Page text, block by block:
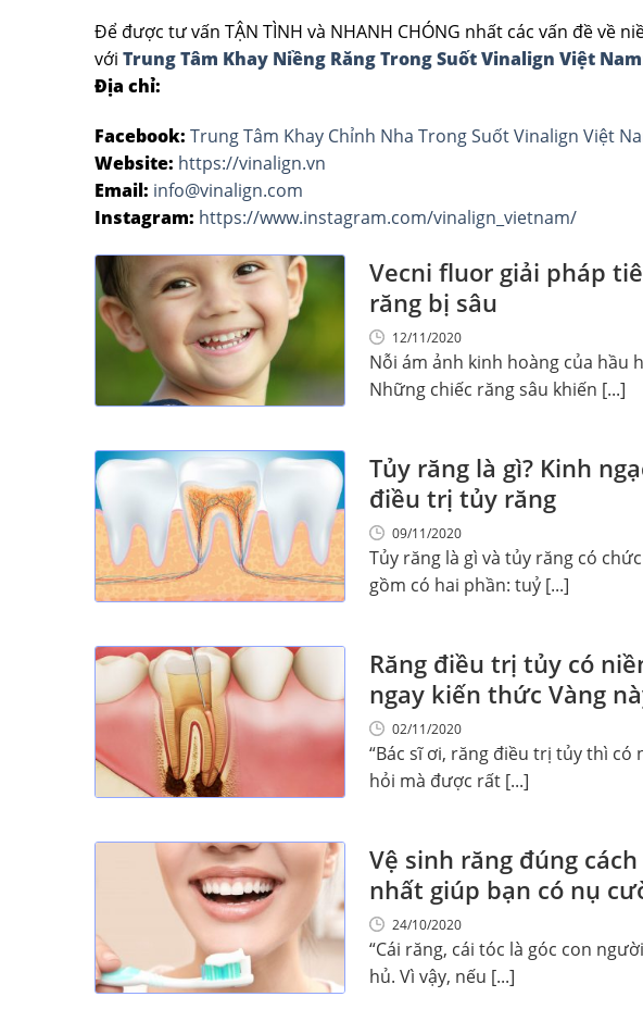
Để được tư vấn TẬN TÌNH và NHANH CHÓNG nhất các vấn đề về
với Trung Tâm Khay Niềng Răng Trong Suốt Vinalign Việt Nam
Địa chỉ:
Facebook: Trung Tâm Khay Chỉnh Nha Trong Suốt Vinalign Việt
Website: https://vinalign.vn
Email: info@vinalign.com
Instagram: https://www.instagram.com/vinalign_vietnam/
Vecni fluor giải pháp
răng bị sâu
12/11/2020
Nỗi ám ảnh kinh hoàng của hầu
Những chiếc răng sâu khiến [...]
Tủy răng là gì? Kinh
điều trị tủy răng
09/11/2020
Tủy răng là gì và tủy răng có
gồm có hai phần: tuỷ [...]
Răng điều trị tủy có
ngay kiến thức Vàng
02/11/2020
“Bác sĩ ơi, răng điều trị tủy thì có
hỏi mà được rất [...]
Vệ sinh răng đúng
nhất giúp bạn có nụ
24/10/2020
“Cái răng, cái tóc là góc con
hủ. Vì vậy, nếu [...]